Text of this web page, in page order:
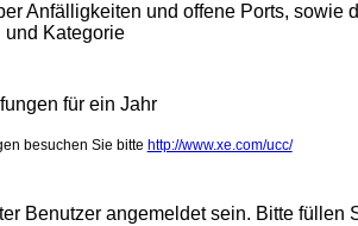
Anfälligkeiten und offene Ports, sowie
und Kategorie
für ein Jahr
besuchen Sie bitte http://www.xe.com/ucc/
Benutzer angemeldet sein. Bitte